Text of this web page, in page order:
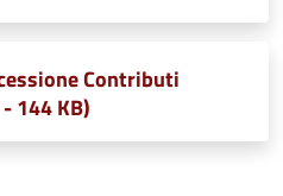
Contributi
144 KB)